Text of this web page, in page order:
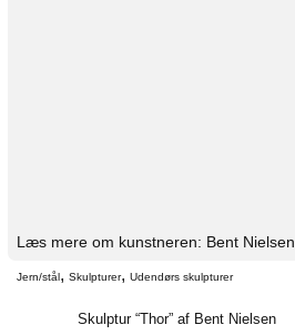
Læs mere om kunstneren: Bent Nielsen
Jern/stål, Skulpturer, Udendørs skulpturer
Skulptur “Thor” af Bent Nielsen